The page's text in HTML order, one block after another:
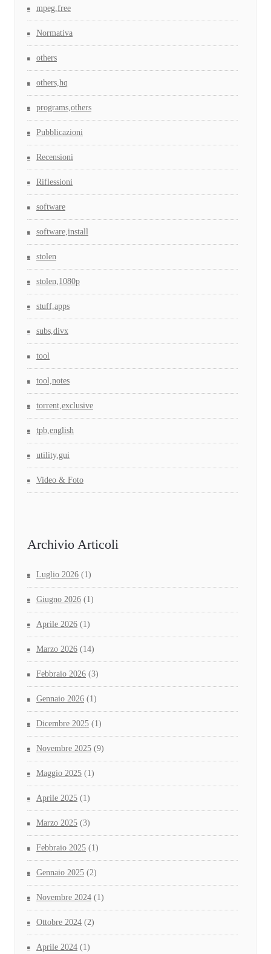
mpeg,free
Normativa
others
others,hq
programs,others
Pubblicazioni
Recensioni
Riflessioni
software
software,install
stolen
stolen,1080p
stuff,apps
subs,divx
tool
tool,notes
torrent,exclusive
tpb,english
utility,gui
Video & Foto
Archivio Articoli
Luglio 2026 (1)
Giugno 2026 (1)
Aprile 2026 (1)
Marzo 2026 (14)
Febbraio 2026 (3)
Gennaio 2026 (1)
Dicembre 2025 (1)
Novembre 2025 (9)
Maggio 2025 (1)
Aprile 2025 (1)
Marzo 2025 (3)
Febbraio 2025 (1)
Gennaio 2025 (2)
Novembre 2024 (1)
Ottobre 2024 (2)
Aprile 2024 (1)